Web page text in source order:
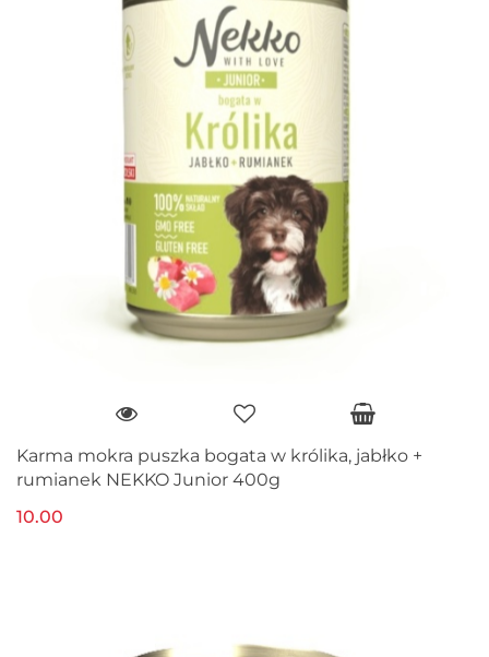
Karma mokra puszka bogata w królika, jabłko +
rumianek NEKKO Junior 400g
10.00